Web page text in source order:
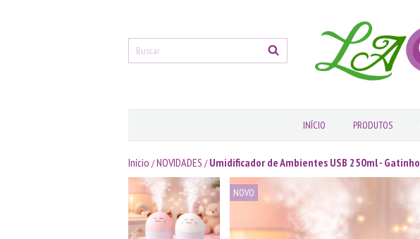
INÍCIO PRODUTOS
Início /NOVIDADES / Umidificador de Ambientes USB 250ml - Gatinho
NOVO